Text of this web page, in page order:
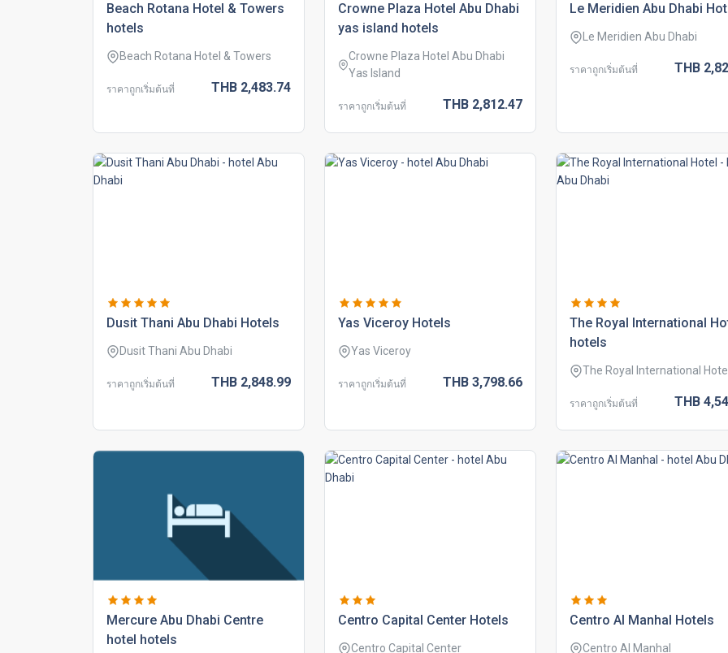
beach rotana hotel & towers
hotels
Beach Rotana Hotel & Towers
ราคาถูกเริ่มต้นที่ THB 2,483.74
crowne plaza hotel abu dhabi
yas island hotels
Crowne Plaza Hotel Abu Dhabi
Yas Island
ราคาถูกเริ่มต้นที่ THB 2,812.47
le meridien abu dhabi
Le Meridien Abu Dhabi
ราคาถูกเริ่มต้นที่ THB
dusit thani abu dhabi hotels
Dusit Thani Abu Dhabi
ราคาถูกเริ่มต้นที่ THB 2,848.99
yas viceroy hotels
Yas Viceroy
ราคาถูกเริ่มต้นที่ THB 3,798.66
the royal international
hotels
The Royal International Hotel
ราคาถูกเริ่มต้นที่ THB
mercure abu dhabi centre
hotel hotels
centro capital center hotels
Centro Capital Center
centro al manhal hotels
Centro Al Manhal